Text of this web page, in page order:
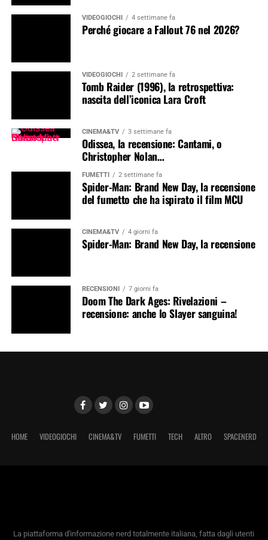
VIDEOGIOCHI 4 settimane fa
Perché giocare a Fallout 76 nel 2026?
VIDEOGIOCHI 2 settimane fa
Tomb Raider (1996), la retrospettiva:
nascita dell’iconica Lara Croft
CINEMA&TV 3 settimane fa
Odissea, la recensione: Cantami, o
Christopher Nolan…
FUMETTI 2 settimane fa
Spider-Man: Brand New Day, la recensione
del fumetto che ha ispirato il film MCU
CINEMA&TV 4 giorni fa
Spider-Man: Brand New Day, la recensione
RECENSIONI 7 giorni fa
Doom The Dark Ages: Rivelazioni –
recensione: anche lo Slayer sanguina!
HOME VIDEOGIOCHI CINEMA&TV FUMETTI TECH ALTRO SPACENERD
La piattaforma d'informazione nerd totalmente italiana, fatta dagli utenti